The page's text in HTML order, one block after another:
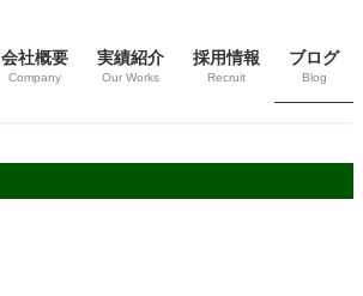
会社概要
Company
実績紹介
Our Works
採用情報
Recruit
ブログ
Blog